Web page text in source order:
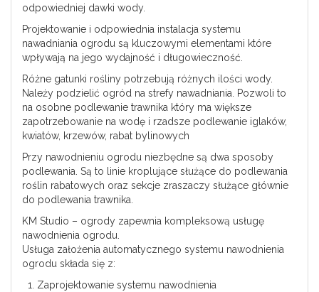
odpowiedniej dawki wody.
Projektowanie i odpowiednia instalacja systemu
nawadniania ogrodu są kluczowymi elementami które
wpływają na jego wydajność i długowieczność.
Różne gatunki rośliny potrzebują różnych ilości wody.
Należy podzielić ogród na strefy nawadniania. Pozwoli to
na osobne podlewanie trawnika który ma większe
zapotrzebowanie na wodę i rzadsze podlewanie iglaków,
kwiatów, krzewów, rabat bylinowych
Przy nawodnieniu ogrodu niezbędne są dwa sposoby
podlewania. Są to linie kroplujące służące do podlewania
roślin rabatowych oraz sekcje zraszaczy służące głównie
do podlewania trawnika.
KM Studio – ogrody zapewnia kompleksową usługę
nawodnienia ogrodu.
Usługa założenia automatycznego systemu nawodnienia
ogrodu składa się z:
Zaprojektowanie systemu nawodnienia